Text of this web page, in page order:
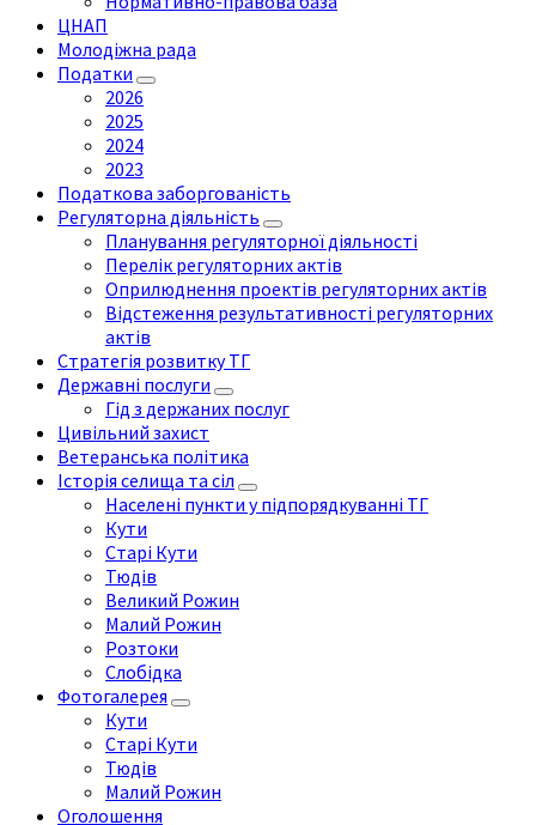
ЦНАП
Молодіжна рада
Податки
2026
2025
2024
2023
Податкова заборгованість
Регуляторна діяльність
Планування регуляторної діяльності
Перелік регуляторних актів
Оприлюднення проектів регуляторних актів
Відстеження результативності регуляторних
актів
Стратегія розвитку ТГ
Державні послуги
Гід з держаних послуг
Цивільний захист
Ветеранська політика
Історія селища та сіл
Населені пункти у підпорядкуванні ТГ
Кути
Старі Кути
Тюдів
Великий Рожин
Малий Рожин
Розтоки
Слобідка
Фотогалерея
Кути
Старі Кути
Тюдів
Малий Рожин
Оголошення